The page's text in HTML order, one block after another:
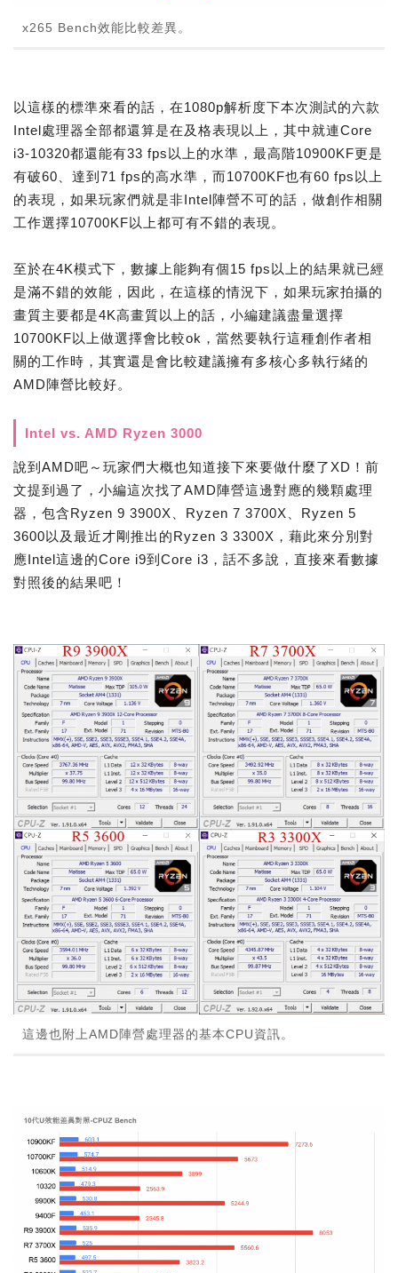
x265 Bench效能比較差異。
以這樣的標準來看的話，在1080p解析度下本次測試的六款
Intel處理器全部都還算是在及格表現以上，其中就連Core
i3-10320都還能有33 fps以上的水準，最高階10900KF更是
有破60、達到71 fps的高水準，而10700KF也有60 fps以上
的表現，如果玩家們就是非Intel陣營不可的話，做創作相關
工作選擇10700KF以上都可有不錯的表現。
至於在4K模式下，數據上能夠有個15 fps以上的結果就已經
是滿不錯的效能，因此，在這樣的情況下，如果玩家拍攝的
畫質主要都是4K高畫質以上的話，小編建議盡量選擇
10700KF以上做選擇會比較ok，當然要執行這種創作者相
關的工作時，其實還是會比較建議擁有多核心多執行緒的
AMD陣營比較好。
Intel vs. AMD Ryzen 3000
說到AMD吧～玩家們大概也知道接下來要做什麼了XD！前
文提到過了，小編這次找了AMD陣營這邊對應的幾顆處理
器，包含Ryzen 9 3900X、Ryzen 7 3700X、Ryzen 5
3600以及最近才剛推出的Ryzen 3 3300X，藉此來分別對
應Intel這邊的Core i9到Core i3，話不多說，直接來看數據
對照後的結果吧！
這邊也附上AMD陣營處理器的基本CPU資訊。